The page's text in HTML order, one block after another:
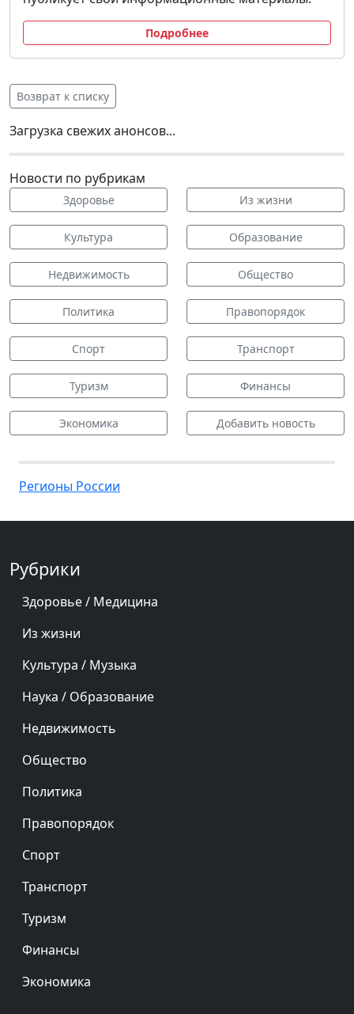
Подробнее
Возврат к списку
Загрузка свежих анонсов...
Новости по рубрикам
Здоровье Из жизни
Культура Образование
Недвижимость Общество
Политика Правопорядок
Спорт Транспорт
Туризм Финансы
Экономика Добавить новость
Регионы России
Рубрики
Здоровье / Медицина
Из жизни
Культура / Музыка
Наука / Образование
Недвижимость
Общество
Политика
Правопорядок
Спорт
Транспорт
Туризм
Финансы
Экономика